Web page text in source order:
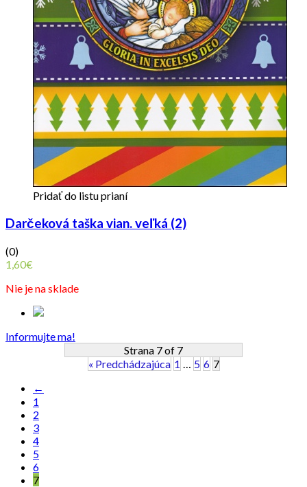
Pridať do listu prianí
Darčeková taška vian. veľká (2)
(0)
1,60€
Nie je na sklade
Informujte ma!
Strana 7 of 7
« Predchádzajúca 1 … 5 6 7
←
1
2
3
4
5
6
7